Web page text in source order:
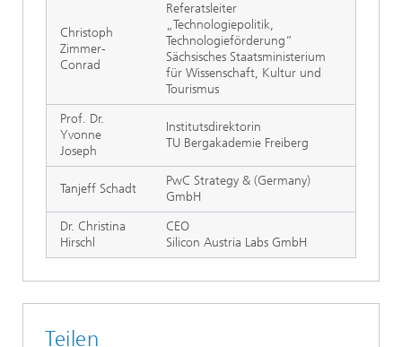
Christoph
Zimmer-
Conrad
Referatsleiter
„Technologiepolitik,
Technologieförderung“
Sächsisches Staatsministerium
für Wissenschaft, Kultur und
Tourismus
Prof. Dr.
Yvonne
Joseph
Institutsdirektorin
TU Bergakademie Freiberg
Tanjeff Schadt
PwC Strategy & (Germany)
GmbH
Dr. Christina
Hirschl
CEO
Silicon Austria Labs GmbH
Teilen